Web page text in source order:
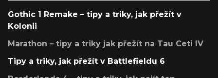
Gothic 1 Remake – tipy a triky, jak přežít v
Kolonii
Marathon – tipy a triky jak přežít na Tau Ceti IV
Tipy a triky, jak přežít v Battlefieldu 6